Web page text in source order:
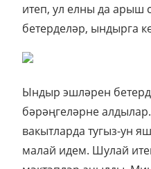
итеп, ул елны да арыш
бетерделәр, ындырга
Ындыр эшләрен
бәрәңгеләрне
вакытларда тугыз-ун
малай идем. Шулай